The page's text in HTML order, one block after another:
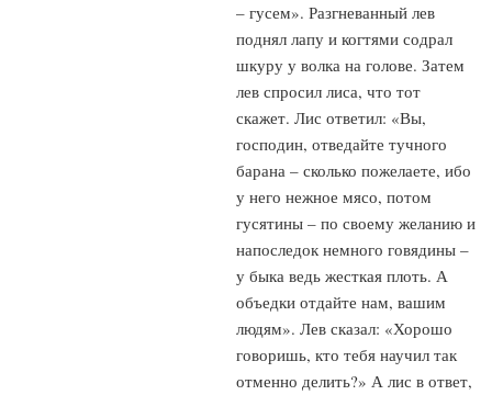
– гусем». Разгневанный лев
поднял лапу и когтями содрал
шкуру у волка на голове. Затем
лев спросил лиса, что тот
скажет. Лис ответил: «Вы,
господин, отведайте тучного
барана – сколько пожелаете, ибо
у него нежное мясо, потом
гусятины – по своему желанию и
напоследок немного говядины –
у быка ведь жесткая плоть. А
объедки отдайте нам, вашим
людям». Лев сказал: «Хорошо
говоришь, кто тебя научил так
отменно делить?» А лис в ответ,